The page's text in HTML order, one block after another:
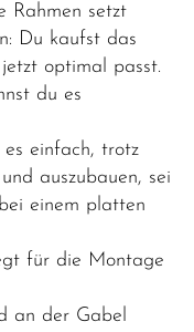
Rahmen setzt
Du kaufst das
optimal passt.
du es
es einfach, trotz
auszubauen, sei
einem platten
für die Montage
an der Gabel